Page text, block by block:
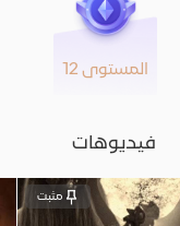
المستوى 12
فيديوهات
مثبت